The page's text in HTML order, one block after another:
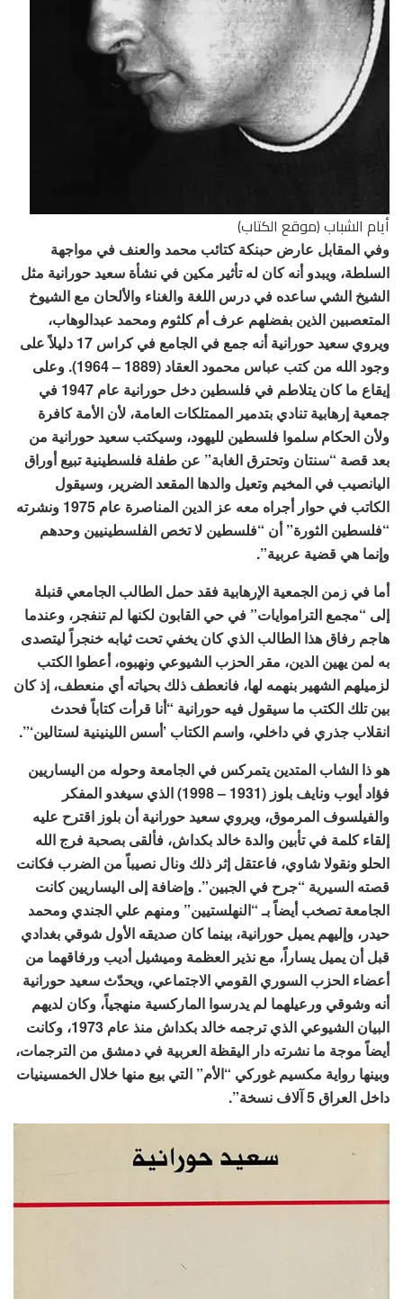
أيام الشباب (موقع الكتاب)
وفي المقابل عارض حبنكة كتائب محمد والعنف في مواجهة
السلطة، ويبدو أنه كان له تأثير مكين في نشأة سعيد حورانية مثل
الشيخ الشي ساعده في درس اللغة والغناء والألحان مع الشيوخ
المتعصبين الذين بفضلهم عرف أم كلثوم ومحمد عبدالوهاب،
ويروي سعيد حورانية أنه جمع في الجامع في كراس 17 دليلاً على
وجود الله من كتب عباس محمود العقاد (1889 – 1964). وعلى
إيقاع ما كان يتلاطم في فلسطين دخل حورانية عام 1947 في
جمعية إرهابية تنادي بتدمير الممتلكات العامة، لأن الأمة كافرة
ولأن الحكام سلموا فلسطين لليهود، وسيكتب سعيد حورانية من
بعد قصة “سنتان وتحترق الغابة” عن طفلة فلسطينية تبيع أوراق
اليانصيب في المخيم وتعيل والدها المقعد الضرير، وسيقول
الكاتب في حوار أجراه معه عز الدين المناصرة عام 1975 ونشرته
“فلسطين الثورة” أن “فلسطين لا تخص الفلسطينيين وحدهم
وإنما هي قضية عربية”.
أما في زمن الجمعية الإرهابية فقد حمل الطالب الجامعي قنبلة
إلى “مجمع التراموايات” في حي القابون لكنها لم تنفجر، وعندما
هاجم رفاق هذا الطالب الذي كان يخفي تحت ثيابه خنجراً ليتصدى
به لمن يهين الدين، مقر الحزب الشيوعي ونهبوه، أعطوا الكتب
لزميلهم الشهير بنهمه لها، فانعطف ذلك بحياته أي منعطف، إذ كان
بين تلك الكتب ما سيقول فيه حورانية “أنا قرأت كتاباً فحدث
انقلاب جذري في داخلي، واسم الكتاب ’أسس اللينينية لستالين‘”.
هو ذا الشاب المتدين يتمركس في الجامعة وحوله من اليساريين
فؤاد أيوب ونايف بلوز (1931 – 1998) الذي سيغدو المفكر
والفيلسوف المرموق، ويروي سعيد حورانية أن بلوز اقترح عليه
إلقاء كلمة في تأبين والدة خالد بكداش، فألقى بصحبة فرج الله
الحلو ونقولا شاوي، فاعتقل إثر ذلك ونال نصيباً من الضرب فكانت
قصته السيرية “جرح في الجبين”. وإضافة إلى اليساريين كانت
الجامعة تصخب أيضاً بـ “النهلستيين” ومنهم علي الجندي ومحمد
حيدر، وإليهم يميل حورانية، بينما كان صديقه الأول شوقي بغدادي
قبل أن يميل يساراً، مع نذير العظمة وميشيل أديب ورفاقهما من
أعضاء الحزب السوري القومي الاجتماعي، ويحدّث سعيد حورانية
أنه وشوقي ورعيلهما لم يدرسوا الماركسية منهجياً، وكان لديهم
البيان الشيوعي الذي ترجمه خالد بكداش منذ عام 1973، وكانت
أيضاً موجة ما نشرته دار اليقظة العربية في دمشق من الترجمات،
وبينها رواية مكسيم غوركي “الأم” التي بيع منها خلال الخمسينيات
داخل العراق 5 آلاف نسخة”.